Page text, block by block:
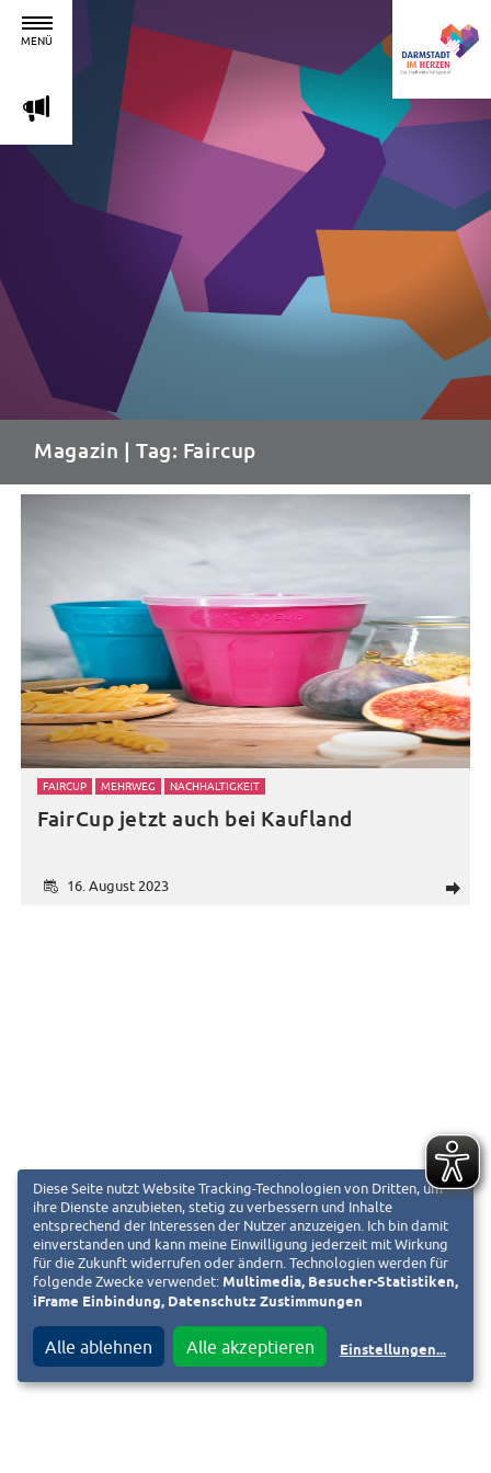
MENÜ
m
Magazin | Tag: Faircup
d
16. August 2023
FAIRCUP MEHRWEG NACHHALTIGKEIT
FairCup jetzt auch bei Kaufland
Diese Seite nutzt Website Tracking-Technologien von Dritten, um
ihre Dienste anzubieten, stetig zu verbessern und Inhalte
entsprechend der Interessen der Nutzer anzuzeigen. Ich bin damit
einverstanden und kann meine Einwilligung jederzeit mit Wirkung
für die Zukunft widerrufen oder ändern. Technologien werden für
folgende Zwecke verwendet: Multimedia, Besucher-Statistiken,
iFrame Einbindung, Datenschutz Zustimmungen
Alle ablehnen Alle akzeptieren Einstellungen...